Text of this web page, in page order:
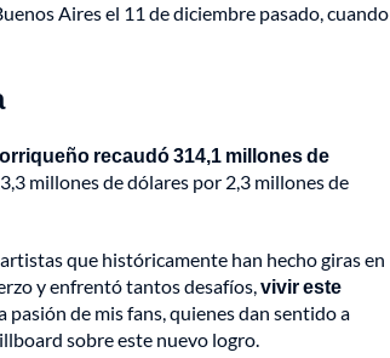
Aires el 11 de diciembre pasado, cuando
recaudó 314,1 millones de
millones de dólares por 2,3 millones de
que históricamente han hecho giras en
y enfrentó tantos desafíos,vivir este
de mis fans, quienes dan sentido a
sobre este nuevo logro.